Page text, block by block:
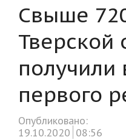
Свыше
Тверской
получили
первого
Опубликовано:
19.10.2020 08:56